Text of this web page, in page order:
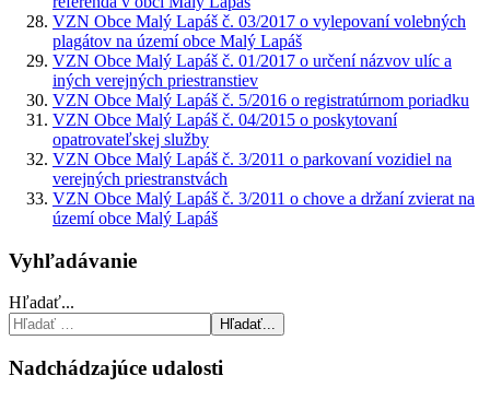
VZN Obce Malý Lapáš č. 03/2017 o vylepovaní volebných
plagátov na území obce Malý Lapáš
VZN Obce Malý Lapáš č. 01/2017 o určení názvov ulíc a
iných verejných priestranstiev
VZN Obce Malý Lapáš č. 5/2016 o registratúrnom poriadku
VZN Obce Malý Lapáš č. 04/2015 o poskytovaní
opatrovateľskej služby
VZN Obce Malý Lapáš č. 3/2011 o parkovaní vozidiel na
verejných priestranstvách
VZN Obce Malý Lapáš č. 3/2011 o chove a držaní zvierat na
území obce Malý Lapáš
Vyhľadávanie
Hľadať...
Hľadať...
Nadchádzajúce udalosti